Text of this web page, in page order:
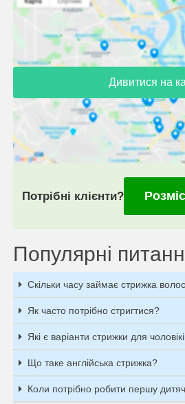
Дивитися на
Потрібні клієнти?
Популярні
Скільки часу займає стрижка
Як часто потрібно стригтися?
Які є варіанти стрижки для
Що таке англійська стрижка?
Коли потрібно робити першу